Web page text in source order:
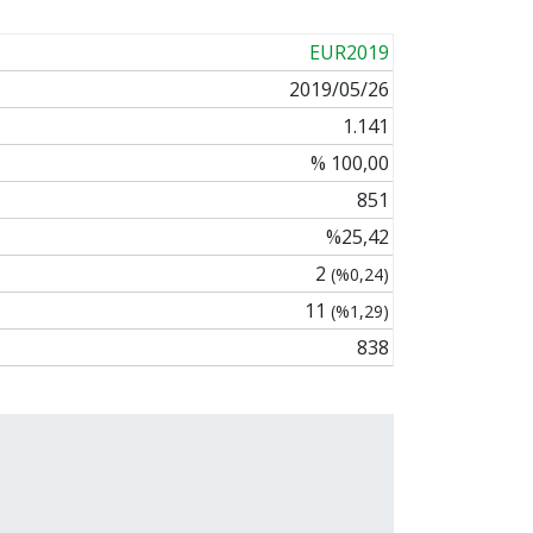
EUR2019
2019/05/26
1.141
% 100,00
851
%25,42
2 (%0,24)
11 (%1,29)
838